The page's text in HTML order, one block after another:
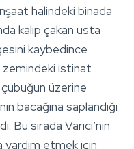
halindeki binada
kalıp çakan usta
kaybedince
zemindeki istinat
üzerine
bacağına saplandığı
Bu sırada Varıcı’nın
yardım etmek için